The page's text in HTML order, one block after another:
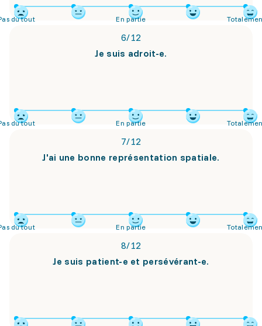
du tout En partie
6/12
Je suis adroit-e.
du tout En partie
7/12
J'ai une bonne représentation spatiale.
du tout En partie
8/12
Je suis patient-e et persévérant-e.